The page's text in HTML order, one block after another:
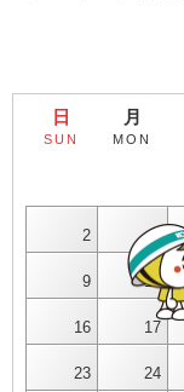
日
SUN
月
MON
2 3
9 10
16 17
23 24